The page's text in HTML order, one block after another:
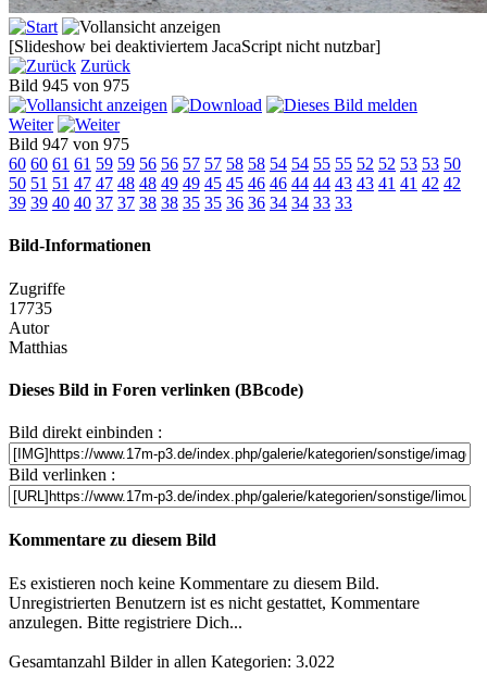
[Slideshow bei deaktiviertem JacaScript nicht nutzbar]
Zurück
Bild 945 von 975
Weiter
Bild 947 von 975
60 60 61 61 59 59 56 56 57 57 58 58 54 54 55 55 52 52 53 53 50
50 51 51 47 47 48 48 49 49 45 45 46 46 44 44 43 43 41 41 42 42
39 39 40 40 37 37 38 38 35 35 36 36 34 34 33 33
Bild-Informationen
Zugriffe
17735
Autor
Matthias
Dieses Bild in Foren verlinken (BBcode)
Bild direkt einbinden :
Bild verlinken :
Kommentare zu diesem Bild
Es existieren noch keine Kommentare zu diesem Bild.
Unregistrierten Benutzern ist es nicht gestattet, Kommentare
anzulegen. Bitte registriere Dich...
Gesamtanzahl Bilder in allen Kategorien: 3.022